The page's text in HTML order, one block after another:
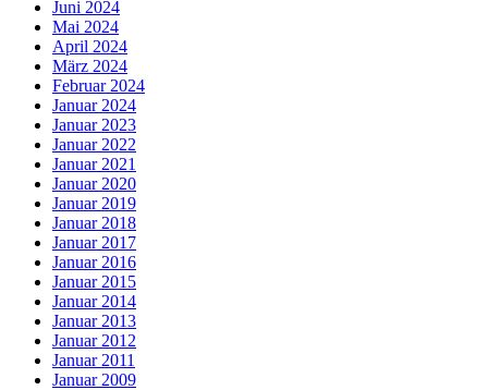
Juni 2024
Mai 2024
April 2024
März 2024
Februar 2024
Januar 2024
Januar 2023
Januar 2022
Januar 2021
Januar 2020
Januar 2019
Januar 2018
Januar 2017
Januar 2016
Januar 2015
Januar 2014
Januar 2013
Januar 2012
Januar 2011
Januar 2009